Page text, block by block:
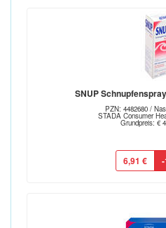
SNUP
PZN: 4482680 /
STADA Consumer
Grundpreis: €
6,91 €